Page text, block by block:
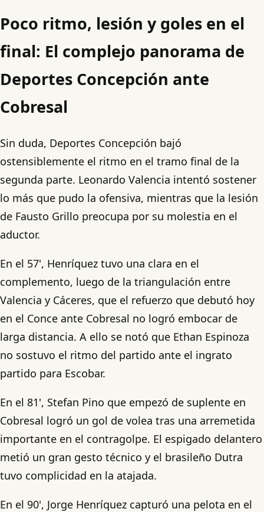
Poco ritmo, lesión y goles en el
final: El complejo panorama de
Deportes Concepción ante
Cobresal
Sin duda, Deportes Concepción bajó
ostensiblemente el ritmo en el tramo final de la
segunda parte. Leonardo Valencia intentó sostener
lo más que pudo la ofensiva, mientras que la lesión
de Fausto Grillo preocupa por su molestia en el
aductor.
En el 57', Henríquez tuvo una clara en el
complemento, luego de la triangulación entre
Valencia y Cáceres, que el refuerzo que debutó hoy
en el Conce ante Cobresal no logró embocar de
larga distancia. A ello se notó que Ethan Espinoza
no sostuvo el ritmo del partido ante el ingrato
partido para Escobar.
En el 81', Stefan Pino que empezó de suplente en
Cobresal logró un gol de volea tras una arremetida
importante en el contragolpe. El espigado delantero
metió un gran gesto técnico y el brasileño Dutra
tuvo complicidad en la atajada.
En el 90', Jorge Henríquez capturó una pelota en el